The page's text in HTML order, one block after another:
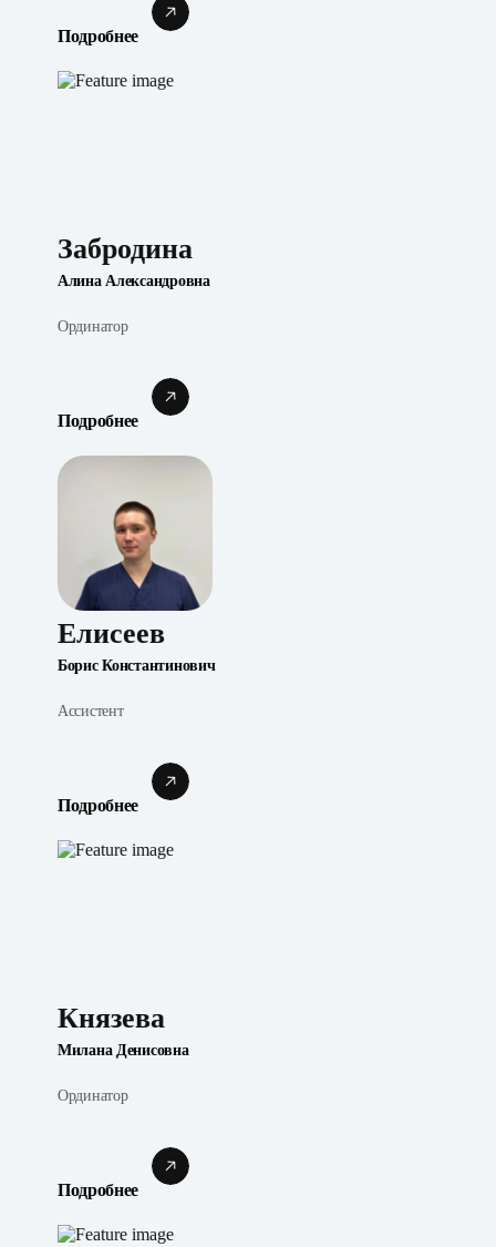
Подробнее
Забродина
Алина Александровна
Ординатор
Подробнее
Елисеев
Борис Константинович
Ассистент
Подробнее
Князева
Милана Денисовна
Ординатор
Подробнее